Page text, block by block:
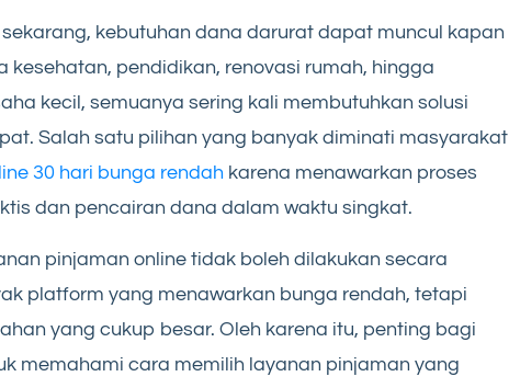
kebutuhan dana darurat dapat muncul kapan
kesehatan, pendidikan, renovasi rumah, hingga
kecil, semuanya sering kali membutuhkan solusi
Salah satu pilihan yang banyak diminati masyarakat
30 hari bunga rendah karena menawarkan proses
dan pencairan dana dalam waktu singkat.
pinjaman online tidak boleh dilakukan secara
platform yang menawarkan bunga rendah, tetapi
yang cukup besar. Oleh karena itu, penting bagi
memahami cara memilih layanan pinjaman yang